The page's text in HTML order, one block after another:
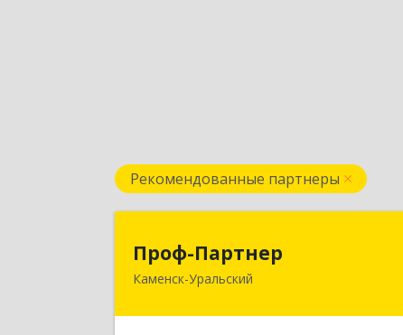
Рекомендованные партнеры
Проф-Партнер
Каменск-Уральский
623406, Свердловская обл, Каменск-